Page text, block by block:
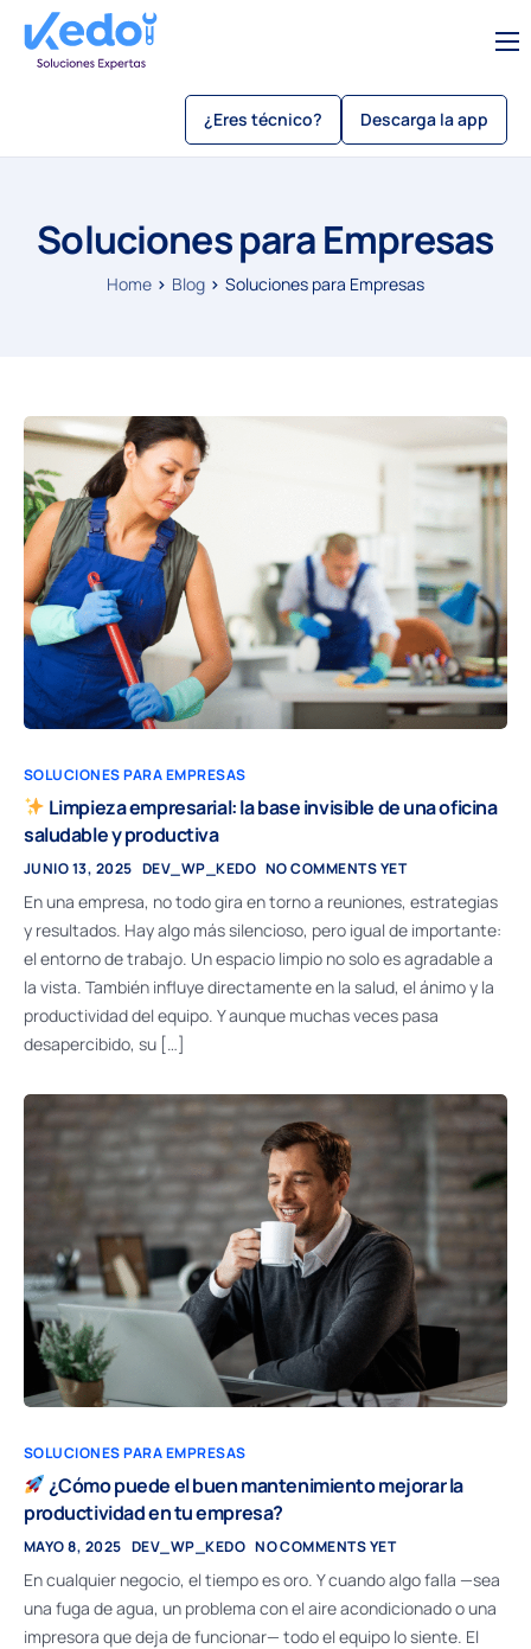
Como usar kedo app
Sé un técnico
¿Eres técnico? Descarga la app
Soluciones para Empresas
Home Blog Soluciones para Empresas
SOLUCIONES PARA EMPRESAS
Limpieza empresarial: la base invisible de una oficina
saludable y productiva
JUNIO 13, 2025 DEV_WP_KEDO NO COMMENTS YET
En una empresa, no todo gira en torno a reuniones, estrategias
y resultados. Hay algo más silencioso, pero igual de importante:
el entorno de trabajo. Un espacio limpio no solo es agradable a
la vista. También influye directamente en la salud, el ánimo y la
productividad del equipo. Y aunque muchas veces pasa
desapercibido, su […]
SOLUCIONES PARA EMPRESAS
¿Cómo puede el buen mantenimiento mejorar la
productividad en tu empresa?
MAYO 8, 2025 DEV_WP_KEDO NO COMMENTS YET
En cualquier negocio, el tiempo es oro. Y cuando algo falla —sea
una fuga de agua, un problema con el aire acondicionado o una
impresora que deja de funcionar— todo el equipo lo siente. El